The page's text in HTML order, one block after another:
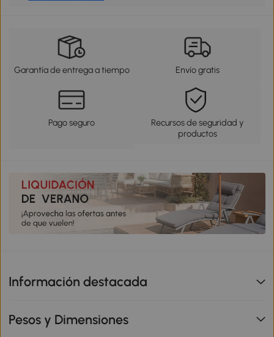
Garantía de entrega a tiempo Envío gratis
Pago seguro
Recursos de seguridad y
productos
Información destacada
Pesos y Dimensiones